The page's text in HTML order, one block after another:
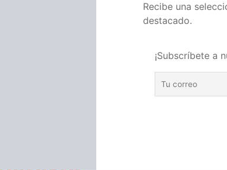
Pascual Morones
Visita nuestra
las formas en
Recibe una
destacado.
¡Subscríbete a